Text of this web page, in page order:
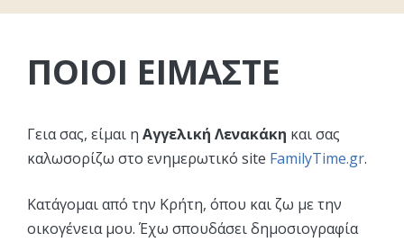
ΠΟΙΟΊ ΕΊΜΑΣΤΕ
Γεια σας, είμαι η Αγγελική Λενακάκη και σας
καλωσορίζω στο ενημερωτικό site FamilyTime.gr.
Κατάγομαι από την Κρήτη, όπου και ζω με την
οικογένεια μου. Έχω σπουδάσει δημοσιογραφία